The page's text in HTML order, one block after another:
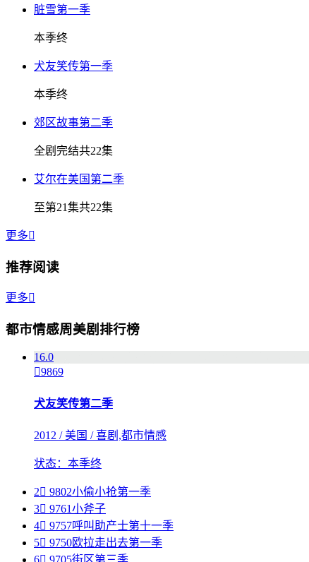
脏雪第一季
本季终
犬友笑传第一季
本季终
郊区故事第二季
全剧完结共22集
艾尔在美国第二季
至第21集共22集
更多
推荐阅读
更多
都市情感周美剧排行榜
16.0
9869
犬友笑传第二季
2012 / 美国 / 喜剧,都市情感
状态：本季终
2 9802小偷小抢第一季
3 9761小斧子
4 9757呼叫助产士第十一季
5 9750欧拉走出去第一季